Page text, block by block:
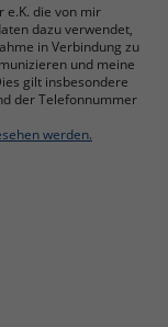
e.K. die von mir
dazu verwendet,
in Verbindung zu
und meine
gilt insbesondere
der Telefonnummer
werden.